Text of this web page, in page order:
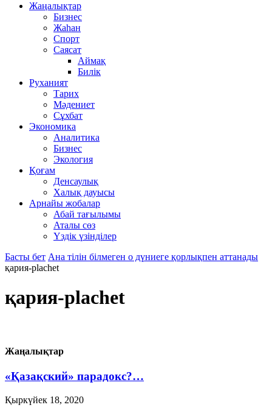
Жаңалықтар
Бизнес
Жаһан
Спорт
Саясат
Аймақ
Билік
Руханият
Тарих
Мәдениет
Сұхбат
Экономика
Аналитика
Бизнес
Экология
Қоғам
Денсаулық
Халық дауысы
Арнайы жобалар
Абай тағылымы
Аталы сөз
Үздік үзінділер
Басты бет Ана тілін білмеген о дүниеге қорлықпен аттанады
қария-plachet
қария-plachet
Жаңалықтар
«Қазақский» парадокс?…
Қыркүйек 18, 2020